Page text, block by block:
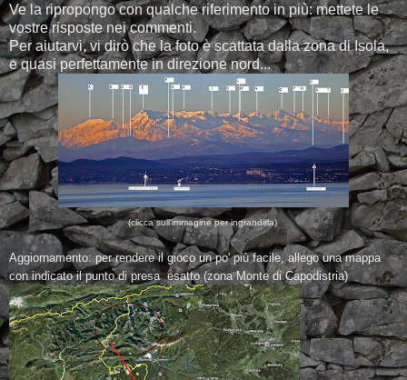
Ve la ripropongo con qualche riferimento in più: mettete le
vostre risposte nei commenti.
Per aiutarvi, vi dirò che la foto è scattata dalla zona di Isola,
e quasi perfettamente in direzione nord...
(clicca sull'immagine per ingrandirla)
Aggiornamento: per rendere il gioco un po' più facile, allego una mappa
con indicato il punto di presa esatto (zona Monte di Capodistria)